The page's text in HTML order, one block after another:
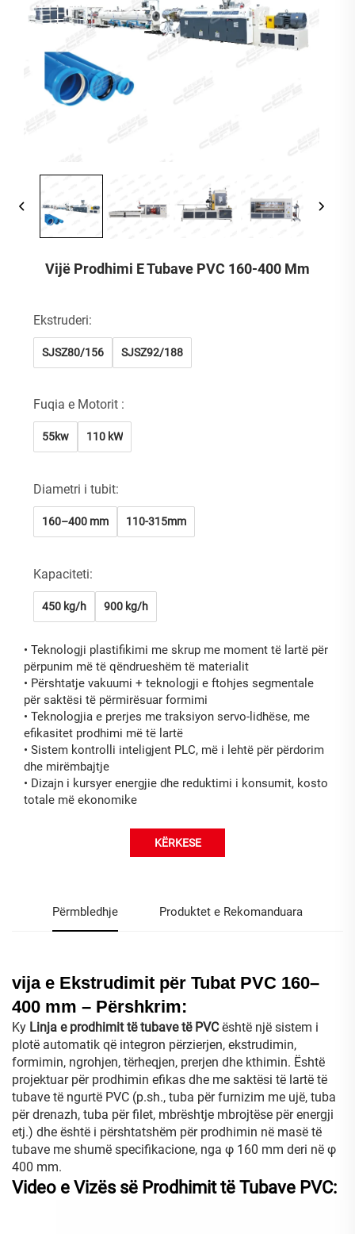
Vijë Prodhimi E Tubave PVC 160-400 Mm
Ekstruderi:
SJSZ80/156 SJSZ92/188
Fuqia e Motorit :
55kw 110 kW
Diametri i tubit:
160–400 mm 110-315mm
Kapaciteti:
450 kg/h 900 kg/h
• Teknologji plastifikimi me skrup me moment të lartë për
përpunim më të qëndrueshëm të materialit
• Përshtatje vakuumi + teknologji e ftohjes segmentale
për saktësi të përmirësuar formimi
• Teknologjia e prerjes me traksiyon servo-lidhëse, me
efikasitet prodhimi më të lartë
• Sistem kontrolli inteligjent PLC, më i lehtë për përdorim
dhe mirëmbajtje
• Dizajn i kursyer energjie dhe reduktimi i konsumit, kosto
totale më ekonomike
KËRKESE
Përmbledhje Produktet e Rekomanduara
vija e Ekstrudimit për Tubat PVC 160–
400 mm – Përshkrim:
Ky Linja e prodhimit të tubave të PVCështë një sistem i
plotë automatik që integron përzierjen, ekstrudimin,
formimin, ngrohjen, tërheqjen, prerjen dhe kthimin. Është
projektuar për prodhimin efikas dhe me saktësi të lartë të
tubave të ngurtë PVC (p.sh., tuba për furnizim me ujë, tuba
për drenazh, tuba për filet, mbrështje mbrojtëse për energji
etj.) dhe është i përshtatshëm për prodhimin në masë të
tubave me shumë specifikacione, nga φ 160 mm deri në φ
400 mm.
Video e Vizës së Prodhimit të Tubave PVC: